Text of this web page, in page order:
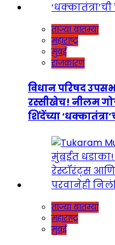
ताज्या बातम्या
महाराष्ट्र
मुंबई
राजकारण
विधान परिषद
रस्सीखेच! नीलम
शिंदेंच्या
ताज्या बातम्या
महाराष्ट्र
मुंबई